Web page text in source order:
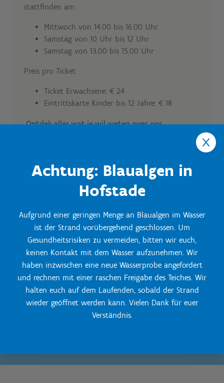
Achtung: Blaualgen in
Hofstade
Aufgrund einer geringen Menge an Blaualgen im Wasser
ist der Strand vorübergehend geschlossen. Um
Gesundheitsrisiken zu vermeiden, bitten wir euch,
keinen Kontakt mit dem Wasser aufzunehmen. Wir
haben inzwischen eine neue Wasserprobe angefordert
und rechnen mit einer raschen Freigabe des Teiches. Wir
halten euch auf dem Laufenden, sobald der Strand
wieder geöffnet werden kann. Vielen Dank für euer
Verständnis.
stattfinden am:
Mittwoch von 14.00 bis 16.00 Uhr
Samstag von 10 Uhr bis 12 Uhr
Samstag von 13.00 bis 15.00 Uhr
Preis pro Ticket:
Ticket Erwachsene: € 24
Eintrittskarte Kinder bis 12 Jahre: € 18
Ontdek alles wat je wil weten over ons